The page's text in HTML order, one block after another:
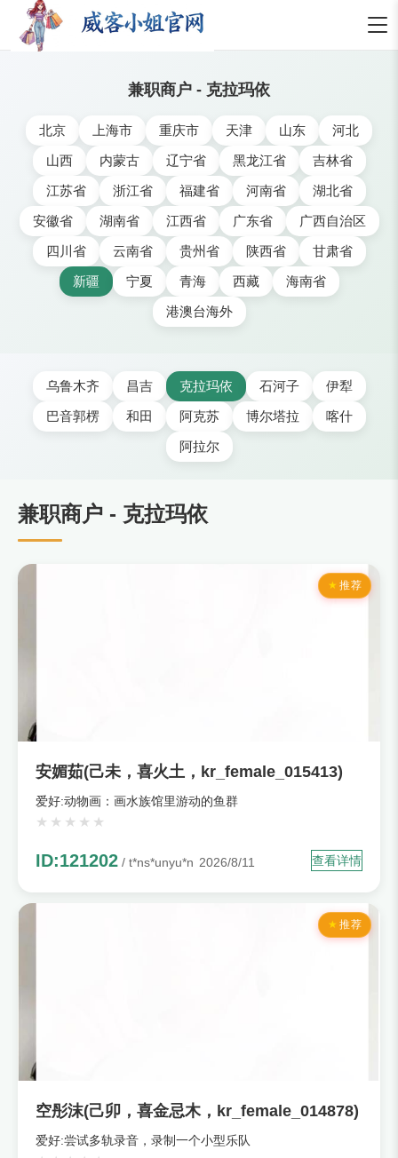
兼职商户 - 克拉玛依
北京 上海市 重庆市 天津 山东
河北
山西
内蒙古 辽宁省 黑龙江省
吉林省
江苏省
浙江省 福建省 河南省
湖北省
安徽省
湖南省 江西省 广东省
广西自治区
四川省
云南省 贵州省 陕西省
甘肃省
新疆
宁夏 青海 西藏
海南省
港澳台海外
乌鲁木齐 昌吉 克拉玛依 石河子
伊犁
巴音郭楞
和田 阿克苏 博尔塔拉
喀什
阿拉尔
兼职商户 - 克拉玛依
推荐
安媚茹(己未，喜火土，kr_female_015413)
爱好:动物画：画水族馆里游动的鱼群
ID:121202 / t*ns*unyu*n 2026/8/11 查看详情
推荐
空彤沫(己卯，喜金忌木，kr_female_014878)
爱好:尝试多轨录音，录制一个小型乐队